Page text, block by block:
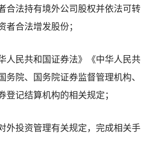
合法持有境外公司股权并依法可转
合法增发股份；
人民共和国证券法》《中华人民共
务院、国务院证券监督管理机构、
登记结算机构的相关规定；
外投资管理有关规定，完成相关手